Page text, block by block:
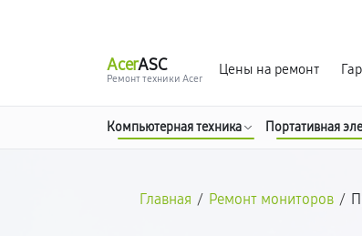
AcerASC
Ремонт техники Acer
Цены на ремонт
Компьютерная техника Портативная
Главная / Ремонт мониторов /